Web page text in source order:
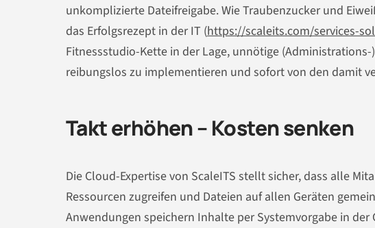
unkomplizierte Dateifreigabe. Wie Traubenzucker und
das Erfolgsrezept in der IT (https://scaleits.com/services-
Fitnessstudio-Kette in der Lage, unnötige
reibungslos zu implementieren und sofort von den damit
Takt erhöhen – Kosten senken
Die Cloud-Expertise von ScaleITS stellt sicher, dass alle
Ressourcen zugreifen und Dateien auf allen Geräten
Anwendungen speichern Inhalte per Systemvorgabe in